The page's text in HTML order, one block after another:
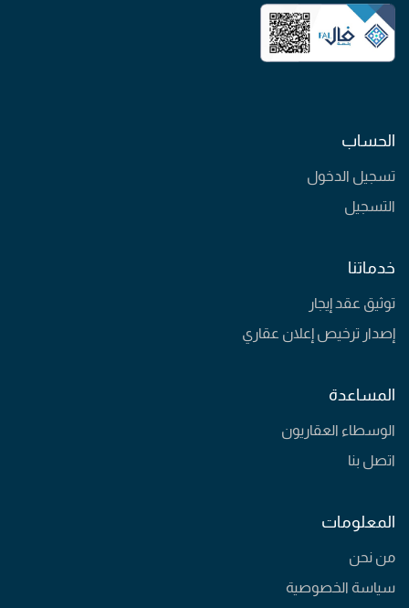
الحساب
تسجيل الدخول
التسجيل
خدماتنا
توثيق عقد إيجار
إصدار ترخيص إعلان عقاري
المساعدة
الوسطاء العقاريون
اتصل بنا
المعلومات
من نحن
سياسة الخصوصية